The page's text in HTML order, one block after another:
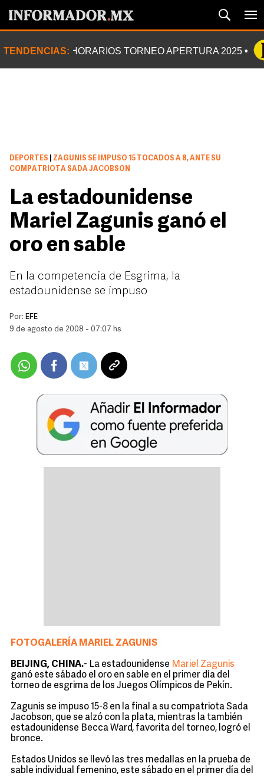
TENDENCIAS: HORARIOS TORNEO APERTURA 2025
DEPORTES
ZAGUNIS SE IMPUSO 15 TOCADOS A 8, ANTE SU
COMPATRIOTA SADA JACOBSON
La estadounidense
Mariel Zagunis ganó el
oro en sable
En la competencia de Esgrima, la
estadounidense se impuso
Por: EFE
9 de agosto de 2008 - 07:07 hs
FOTOGALERÍA MARIEL ZAGUNIS
BEIJING, CHINA.- La estadounidense Mariel Zagunis
ganó este sábado el oro en sable en el primer día del
torneo de esgrima de los Juegos Olímpicos de Pekín.
Zagunis se impuso 15-8 en la final a su compatriota Sada
Jacobson, que se alzó con la plata, mientras la también
estadounidense Becca Ward, favorita del torneo, logró el
bronce.
Estados Unidos se llevó las tres medallas en la prueba de
sable individual femenino, este sábado en el primer día del